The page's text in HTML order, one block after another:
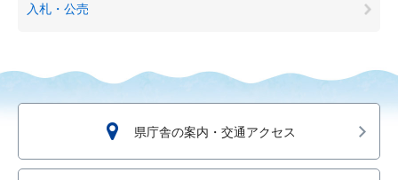
入札・公売
県庁舎の案内・交通アクセス